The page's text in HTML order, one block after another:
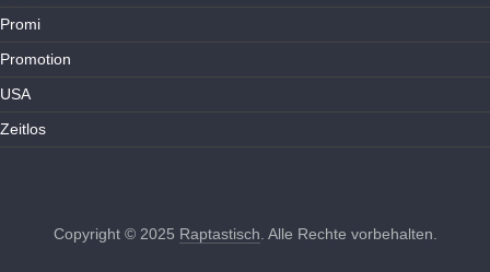
Promi
Promotion
USA
Zeitlos
Copyright © 2025 Raptastisch . Alle Rechte vorbehalten.